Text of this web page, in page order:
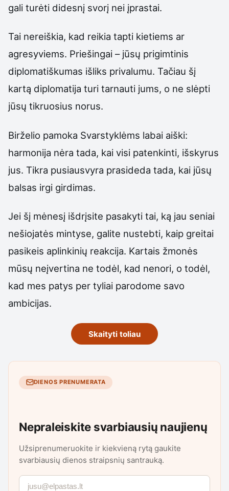
gali turėti didesnį svorį nei įprastai.
Tai nereiškia, kad reikia tapti kietiems ar
agresyviems. Priešingai – jūsų prigimtinis
diplomatiškumas išliks privalumu. Tačiau šį
kartą diplomatija turi tarnauti jums, o ne slėpti
jūsų tikruosius norus.
Birželio pamoka Svarstyklėms labai aiški:
harmonija nėra tada, kai visi patenkinti, išskyrus
jus. Tikra pusiausvyra prasideda tada, kai jūsų
balsas irgi girdimas.
Jei šį mėnesį išdrįsite pasakyti tai, ką jau seniai
nešiojatės mintyse, galite nustebti, kaip greitai
pasikeis aplinkinių reakcija. Kartais žmonės
mūsų neįvertina ne todėl, kad nenori, o todėl,
kad mes patys per tyliai parodome savo
ambicijas.
Skaityti toliau
DIENOS PRENUMERATA
Nepraleiskite svarbiausių naujienų
Užsiprenumeruokite ir kiekvieną rytą gaukite
svarbiausių dienos straipsnių santrauką.